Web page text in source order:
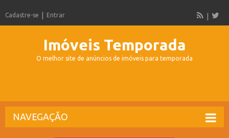
Cadastre-se Entrar
Imóveis Temporada
O melhor site de anúncios de imóveis para temporada
NAVEGAÇÃO